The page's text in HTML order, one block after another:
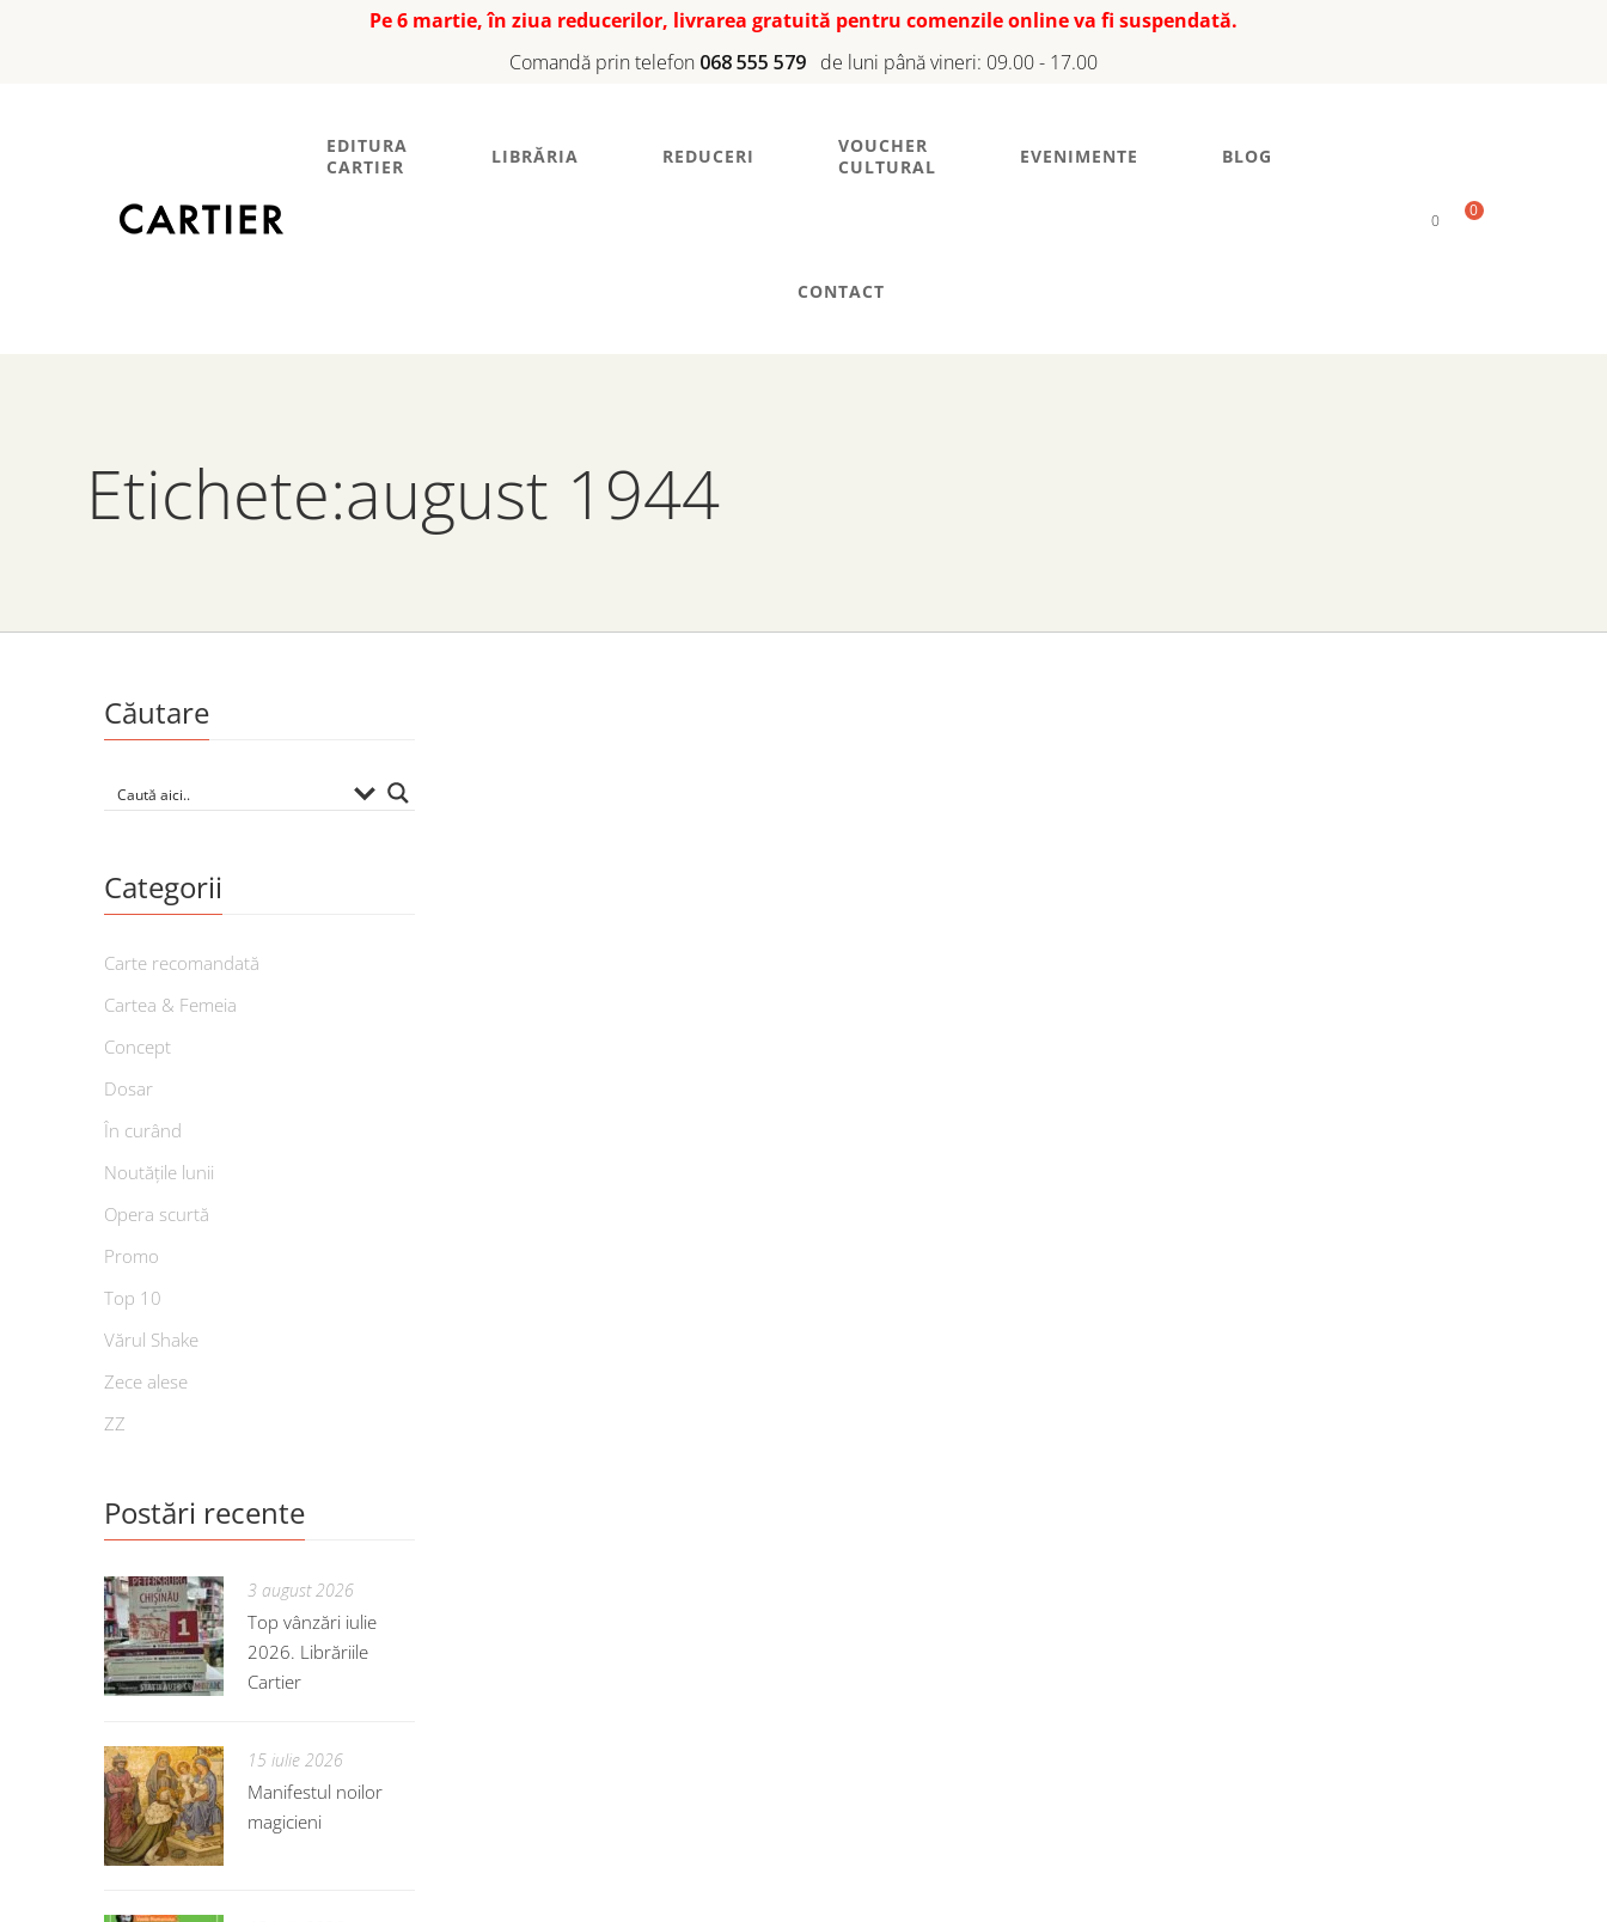
Pe 6 martie, în ziua reducerilor, livrarea gratuită pentru comenzile online va fi suspendată.
Comandă prin telefon 068 555 579 de luni până vineri: 09.00 - 17.00
EDITURA
CARTIER
LIBRĂRIA REDUCERI
VOUCHER
CULTURAL
EVENIMENTE BLOG
CONTACT
0
0
Etichete:august 1944
Căutare
Categorii
Carte recomandată
Cartea & Femeia
Concept
Dosar
În curând
Noutățile lunii
Opera scurtă
Promo
Top 10
Vărul Shake
Zece alese
ZZ
Postări recente
3 august 2026
Top vânzări iulie
2026. Librăriile
Cartier
15 iulie 2026
Manifestul noilor
magicieni